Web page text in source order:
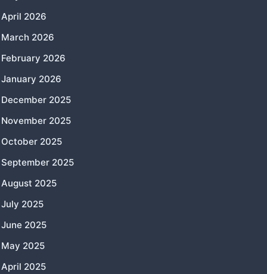
April 2026
March 2026
February 2026
January 2026
December 2025
November 2025
October 2025
September 2025
August 2025
July 2025
June 2025
May 2025
April 2025